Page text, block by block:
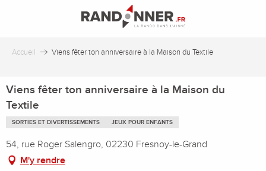
principal
Accueil Viens fêter ton anniversaire à la Maison du Textile
Viens fêter ton anniversaire à la Maison du
Textile
SORTIES ET DIVERTISSEMENTS JEUX POUR ENFANTS
54, rue Roger Salengro, 02230 Fresnoy-le-Grand
M'y rendre